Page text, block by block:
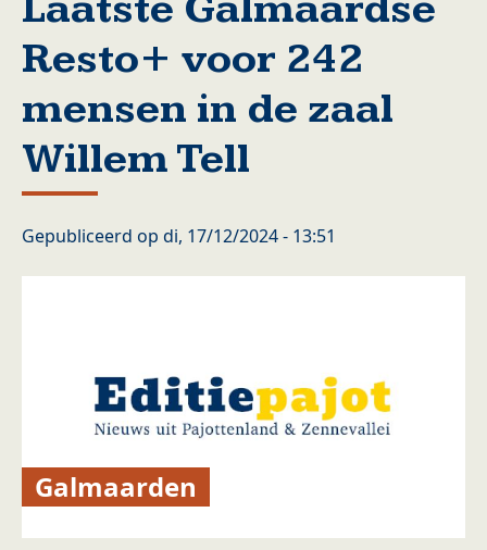
Resto+ voor 242
mensen in de zaal
Willem Tell
Gepubliceerd op di, 17/12/2024 - 13:51
Galmaarden